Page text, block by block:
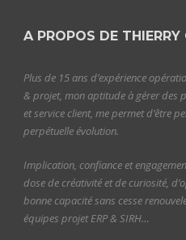
A PROPOS DE THIERRY
Plus de 15 ans d’expérience
& projet, mon aptitude à gérer des
et service client, me permet d’être
perpétuelle évolution.
Implication, confiance et
dose de créativité et de curiosité,
bonne capacité sans cesse
équipes projet ERP & SIRH…